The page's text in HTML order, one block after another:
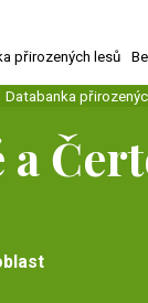
přirozených lesů
Databanka
a